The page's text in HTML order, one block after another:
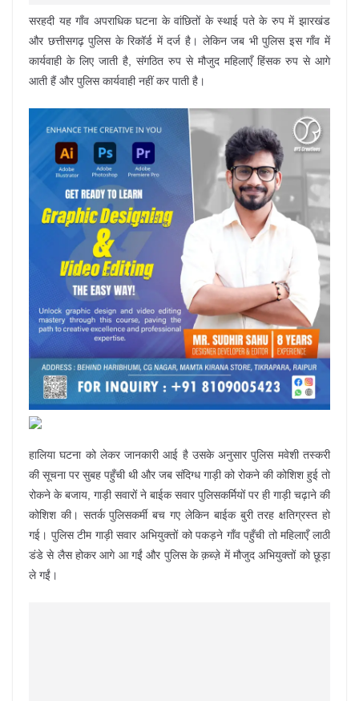
सरहदी यह गाँव अपराधिक घटना के वांछितों के स्थाई पते के रुप में झारखंड
और छत्तीसगढ़ पुलिस के रिकॉर्ड में दर्ज है। लेकिन जब भी पुलिस इस गाँव में
कार्यवाही के लिए जाती है, संगठित रुप से मौजुद महिलाएँ हिंसक रुप से आगे
आती हैं और पुलिस कार्यवाही नहीं कर पाती है।
हालिया घटना को लेकर जानकारी आई है उसके अनुसार पुलिस मवेशी तस्करी
की सूचना पर सुबह पहुँची थी और जब संदिग्ध गाड़ी को रोकने की कोशिश हुई तो
रोकने के बजाय, गाड़ी सवारों ने बाईक सवार पुलिसकर्मियों पर ही गाड़ी चढ़ाने की
कोशिश की। सतर्क पुलिसकर्मी बच गए लेकिन बाईक बुरी तरह क्षतिग्रस्त हो
गई। पुलिस टीम गाड़ी सवार अभियुक्तों को पकड़ने गाँव पहुँची तो महिलाएँ लाठी
डंडे से लैस होकर आगे आ गईं और पुलिस के क़ब्ज़े में मौजुद अभियुक्तों को छूड़ा
ले गईं।